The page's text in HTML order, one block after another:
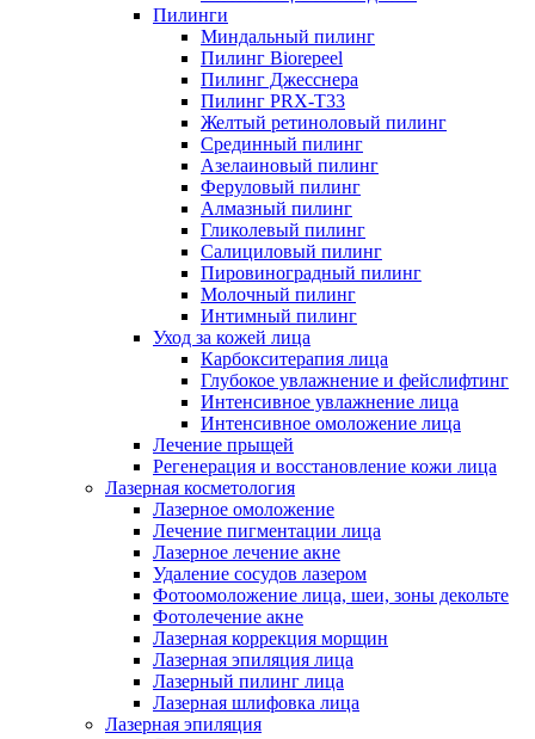
Пилинги
Миндальный пилинг
Пилинг Biorepeel
Пилинг Джесснера
Пилинг PRX-T33
Желтый ретиноловый пилинг
Срединный пилинг
Азелаиновый пилинг
Феруловый пилинг
Алмазный пилинг
Гликолевый пилинг
Салициловый пилинг
Пировиноградный пилинг
Молочный пилинг
Интимный пилинг
Уход за кожей лица
Карбокситерапия лица
Глубокое увлажнение и фейслифтинг
Интенсивное увлажнение лица
Интенсивное омоложение лица
Лечение прыщей
Регенерация и восстановление кожи лица
Лазерная косметология
Лазерное омоложение
Лечение пигментации лица
Лазерное лечение акне
Удаление сосудов лазером
Фотоомоложение лица, шеи, зоны декольте
Фотолечение акне
Лазерная коррекция морщин
Лазерная эпиляция лица
Лазерный пилинг лица
Лазерная шлифовка лица
Лазерная эпиляция